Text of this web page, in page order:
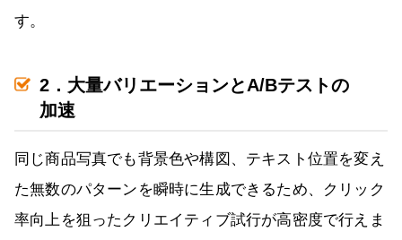
す。
2．大量バリエーションとA/Bテストの
加速
同じ商品写真でも背景色や構図、テキスト位置を変え
た無数のパターンを瞬時に生成できるため、クリック
率向上を狙ったクリエイティブ試行が高密度で行えま